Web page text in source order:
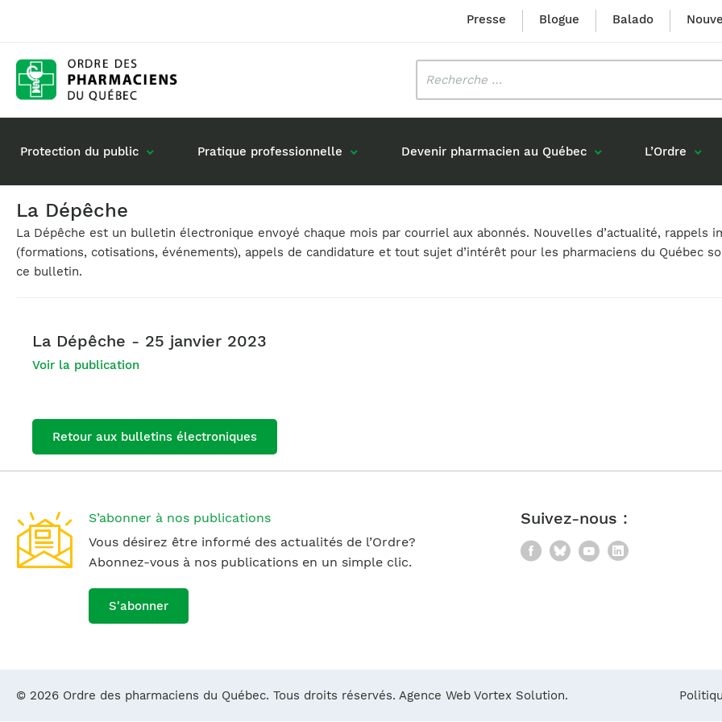
Presse Blogue Balado
Protection du public
Rôle du pharmacien
Vos questions : des réponses
Pratique professionnelle
Gestion de mon dossier
Retour à la pratique
Devenir pharmacien au Québec
Étudiants formés au Québec
L’Ordre
Mission et valeurs
Gouvernance
Prix Louis-Hébert
Prix Innovation Janine-
La Dépêche
La Dépêche est un bulletin électronique envoyé chaque mois par courriel aux abonnés. Nouvelles d’actualité, rappels
(formations, cotisations, événements), appels de candidature et tout sujet d’intérêt pour les pharmaciens du Québec
ce bulletin.
La Dépêche - 25 janvier 2023
Voir la publication
Retour aux bulletins électroniques
S’abonner à nos publications
Vous désirez être informé des actualités de l’Ordre?
Abonnez-vous à nos publications en un simple clic.
S'abonner
Suivez-nous :
Facebook
BlueskyYouTube
LinkedIn
© 2026 Ordre des pharmaciens du Québec. Tous droits réservés. Agence Web Vortex Solution.